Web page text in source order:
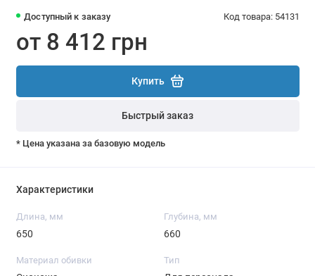
Доступный к заказу Код товара: 54131
от 8 412 грн
Купить
Быстрый заказ
* Цена указана за базовую модель
Характеристики
Длина, мм
650
Глубина, мм
660
Материал обивки Тип